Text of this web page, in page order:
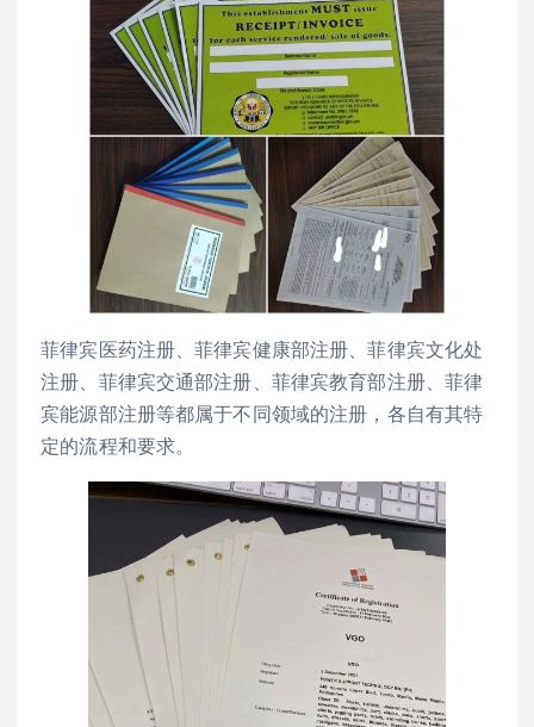
菲律宾医药注册、菲律宾健康部注册、菲律宾文化处
注册、菲律宾交通部注册、菲律宾教育部注册、菲律
宾能源部注册等都属于不同领域的注册，各自有其特
定的流程和要求。